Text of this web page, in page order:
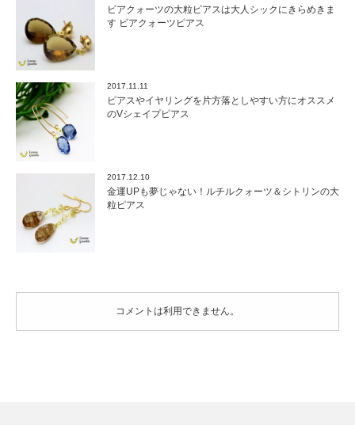
で
お
ゃ
れ
度
ア
ッ
は
ビアクォーツの大粒ピアスは大人シックにきらめきま
す ビアクォーツピアス
2017.11.11
ピアスやイヤリングを片方落としやすい方にオススメ
のVシェイプピアス
2017.12.10
金運UPも夢じゃない！ルチルクォーツ＆シトリンの大
粒ピアス
コメントは利用できません。